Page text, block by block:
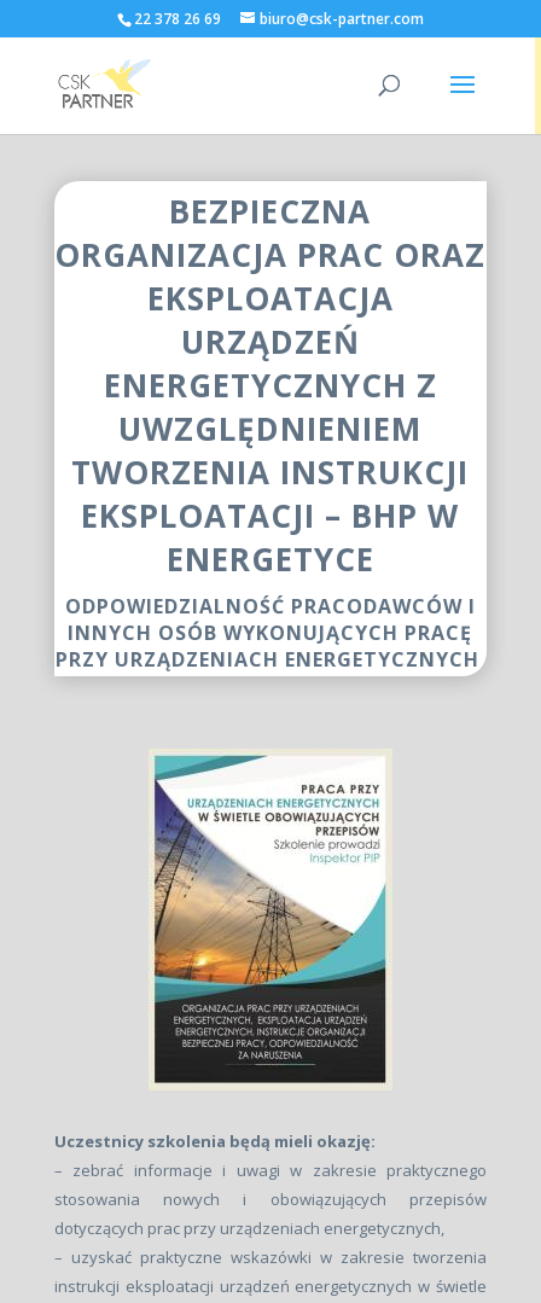
22 378 26 69 biuro@csk-partner.com
BEZPIECZNA
ORGANIZACJA PRAC ORAZ
EKSPLOATACJA
URZĄDZEŃ
ENERGETYCZNYCH Z
UWZGLĘDNIENIEM
TWORZENIA INSTRUKCJI
EKSPLOATACJI – BHP W
ENERGETYCE
ODPOWIEDZIALNOŚĆ PRACODAWCÓW I
INNYCH OSÓB WYKONUJĄCYCH PRACĘ
PRZY URZĄDZENIACH ENERGETYCZNYCH
Uczestnicy szkolenia będą mieli okazję:
– zebrać informacje i uwagi w zakresie praktycznego
stosowania nowych i obowiązujących przepisów
dotyczących prac przy urządzeniach energetycznych,
– uzyskać praktyczne wskazówki w zakresie tworzenia
instrukcji eksploatacji urządzeń energetycznych w świetle